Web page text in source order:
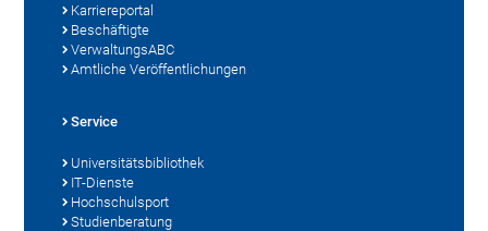
Karriereportal
Beschäftigte
VerwaltungsABC
Amtliche Veröffentlichungen
Service
Universitätsbibliothek
IT-Dienste
Hochschulsport
Studienberatung